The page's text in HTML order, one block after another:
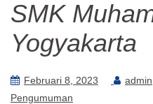
SMK
Yogyakarta
Februari 8, 2023 admin
Pengumuman